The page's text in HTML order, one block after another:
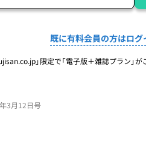
既に有料会員の方はロ
」限定で「電子版＋雑誌プラン」
3月12日号